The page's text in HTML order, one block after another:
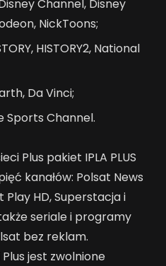
Channel, Disney
NickToons;
HISTORY2, National
Da Vinci;
Sports Channel.
Plus pakiet IPLA PLUS
kanałów: Polsat News
Play HD, Superstacja i
seriale i programy
bez reklam.
jest zwolnione